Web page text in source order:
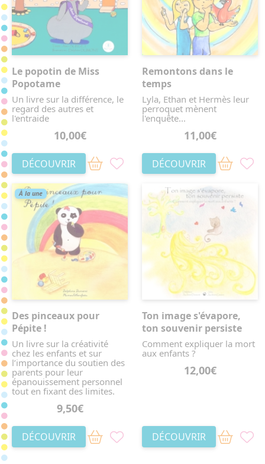
Le popotin de Miss
Popotame
Un livre sur la différence, le
regard des autres et
l'entraide
10,00€
DÉCOUVRIR
Remontons dans le
temps
Lyla, Ethan et Hermès leur
perroquet mènent
l'enquête...
11,00€
DÉCOUVRIR
À la une
Des pinceaux pour
Pépite !
Un livre sur la créativité
chez les enfants et sur
l’importance du soutien des
parents pour leur
épanouissement personnel
tout en fixant des limites.
9,50€
DÉCOUVRIR
Ton image s'évapore,
ton souvenir persiste
Comment expliquer la mort
aux enfants ?
12,00€
DÉCOUVRIR